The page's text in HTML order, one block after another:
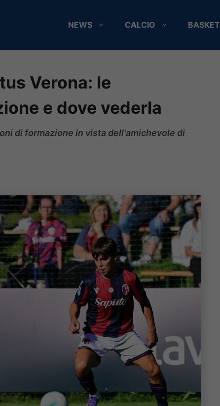
NEWS CALCIO BASKET
Verona: le
e dove vederla
di formazione in vista dell'amichevole di